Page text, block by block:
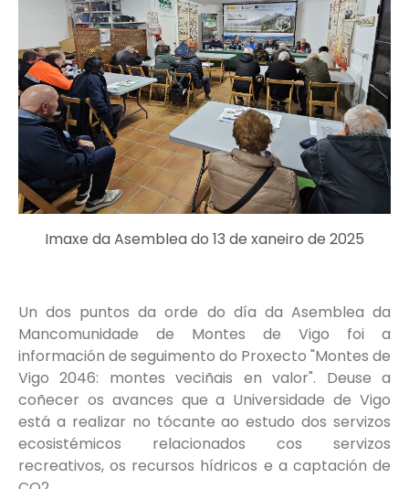
Imaxe da Asemblea do 13 de xaneiro de 2025
Un dos puntos da orde do día da Asemblea da
Mancomunidade de Montes de Vigo foi a
información de seguimento do Proxecto "Montes de
Vigo 2046: montes veciñais en valor". Deuse a
coñecer os avances que a Universidade de Vigo
está a realizar no tócante ao estudo dos servizos
ecosistémicos relacionados cos servizos
recreativos, os recursos hídricos e a captación de